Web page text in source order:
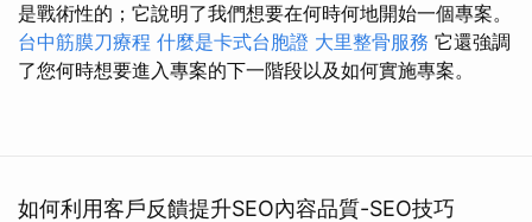
是戰術性的；它說明了我們想要在何時何地開始一個專案。
台中筋膜刀療程 什麼是卡式台胞證 大里整骨服務 它還強調
了您何時想要進入專案的下一階段以及如何實施專案。
如何利用客戶反饋提升SEO內容品質-SEO技巧